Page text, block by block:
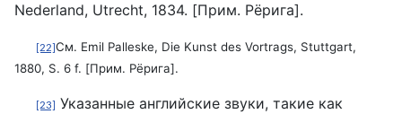
Nederland, Utrecht, 1834. [Прим. Рёрига].
[22] См. Emil Palleske, Die Kunst des Vortrags, Stuttgart,
1880, S. 6 f. [Прим. Рёрига].
[23]
Указанные английские звуки, такие как